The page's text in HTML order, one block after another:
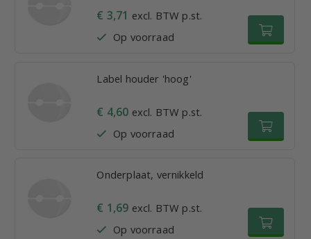
€ 3,71 excl. BTW p.st.
Op voorraad
Label houder 'hoog'
€ 4,60 excl. BTW p.st.
Op voorraad
Onderplaat, vernikkeld
€ 1,69 excl. BTW p.st.
Op voorraad